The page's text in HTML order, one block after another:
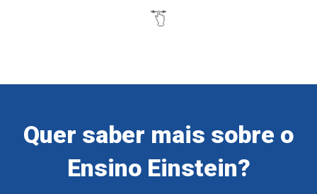
Quer saber mais sobre o
Ensino Einstein?